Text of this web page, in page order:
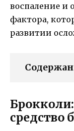
воспаление и
фактора,
развитии
средство